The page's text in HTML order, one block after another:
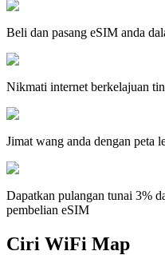
Beli dan pasang eSIM anda
Nikmati internet berkelajuan
Jimat wang anda dengan peta
Dapatkan pulangan tunai 3%
pembelian eSIM
Ciri WiFi Map